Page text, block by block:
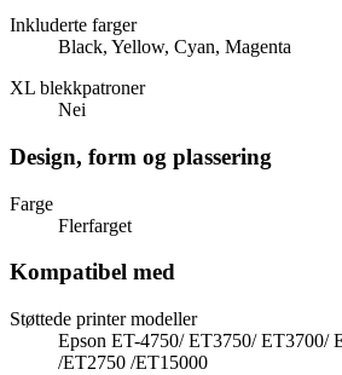
Inkluderte farger
Black, Yellow, Cyan, Magenta
XL blekkpatroner
Nei
Design, form og plassering
Farge
Flerfarget
Kompatibel med
Støttede printer modeller
Epson ET-4750/ ET3750/ ET3700/
/ET2750 /ET15000